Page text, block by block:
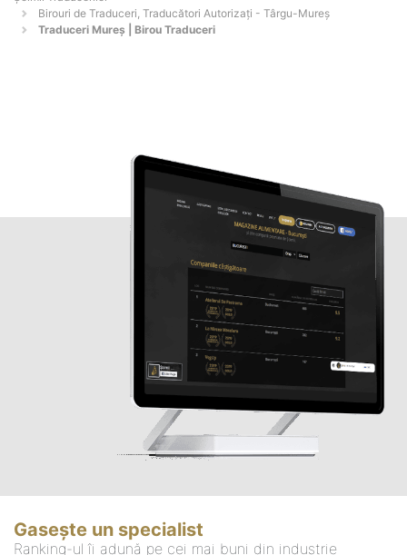
Birouri de Traduceri, Traducători Autorizați - Târgu-Mureş
Traduceri Mureș | Birou Traduceri
Gasește un specialist
Ranking-ul îi adună pe cei mai buni din industrie